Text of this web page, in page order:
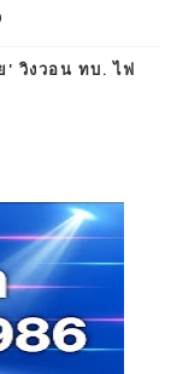
' วิงวอน ทบ. ไฟ